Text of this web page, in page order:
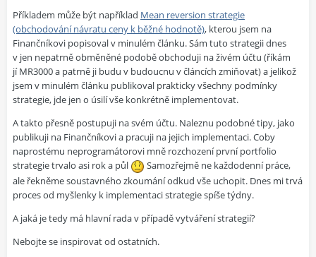
Příkladem může být například Mean reversion strategie
(obchodování návratu ceny k běžné hodnotě), kterou jsem na
Finančníkovi popisoval v minulém článku. Sám tuto strategii dnes
v jen nepatrně obměněné podobě obchoduji na živém účtu (říkám
jí MR3000 a patrně ji budu v budoucnu v článcích zmiňovat) a jelikož
jsem v minulém článku publikoval prakticky všechny podmínky
strategie, jde jen o úsilí vše konkrétně implementovat.
A takto přesně postupuji na svém účtu. Naleznu podobné tipy, jako
publikuji na Finančníkovi a pracuji na jejich implementaci. Coby
naprostému neprogramátorovi mně rozchození první portfolio
strategie trvalo asi rok a půl
Samozřejmě ne každodenní práce,
ale řekněme soustavného zkoumání odkud vše uchopit. Dnes mi trvá
proces od myšlenky k implementaci strategie spíše týdny.
A jaká je tedy má hlavní rada v případě vytváření strategií?
Nebojte se inspirovat od ostatních.